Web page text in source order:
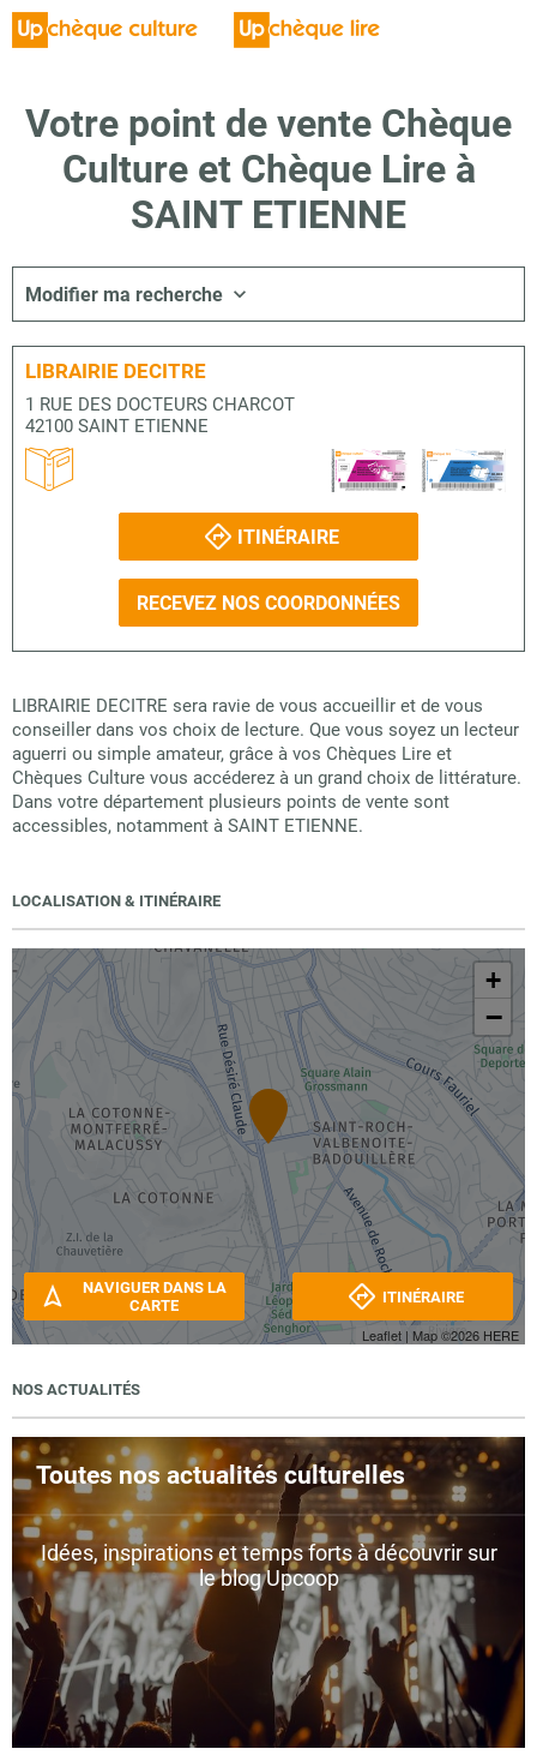
Votre point de vente Chèque
Culture et Chèque Lire à
SAINT ETIENNE
Modifier ma recherche
LIBRAIRIE DECITRE
1 RUE DES DOCTEURS CHARCOT
42100 SAINT ETIENNE
ITINÉRAIRE
RECEVEZ NOS COORDONNÉES
LIBRAIRIE DECITRE sera ravie de vous accueillir et de vous
conseiller dans vos choix de lecture. Que vous soyez un lecteur
aguerri ou simple amateur, grâce à vos Chèques Lire et
Chèques Culture vous accéderez à un grand choix de littérature.
Dans votre département plusieurs points de vente sont
accessibles, notamment à SAINT ETIENNE.
LOCALISATION & ITINÉRAIRE
+
−
Leaflet | Map ©2026 HERE
NAVIGUER DANS LA
CARTE
ITINÉRAIRE
NOS ACTUALITÉS
Toutes nos actualités culturelles
Idées, inspirations et temps forts à découvrir sur
le blog Upcoop